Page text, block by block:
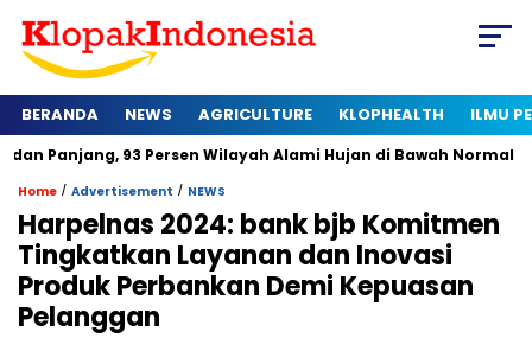
BERANDA NEWS AGRICULTURE KLOPHEALTH ILMU
93 Persen Wilayah Alami Hujan di Bawah Normal Kapan
Home / Advertisement / NEWS
Harpelnas 2024: bank bjb Komitmen
Tingkatkan Layanan dan Inovasi
Produk Perbankan Demi Kepuasan
Pelanggan